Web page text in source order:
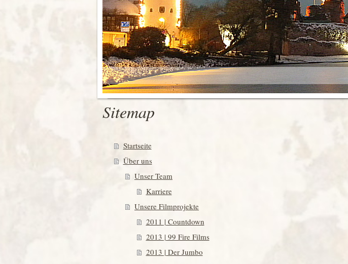
Sitemap
Startseite
Über uns
Unser Team
Karriere
Unsere Filmprojekte
2011 | Countdown
2013 | 99 Fire Films
2013 | Der Jumbo